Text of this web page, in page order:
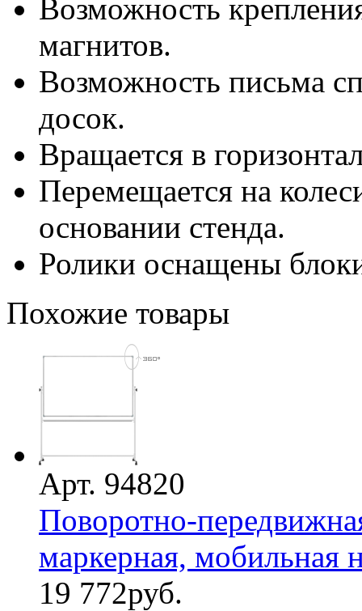
Возможность
магнитов.
Возможность письма
досок.
Вращается в
Перемещается на
основании стенда.
Ролики оснащены
Похожие товары
Арт. 94820
Поворотно-
маркерная, мобильная
19 772руб.